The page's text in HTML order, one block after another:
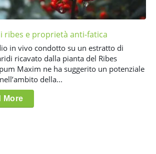
ribes e proprietà anti-fatica
in vivo condotto su un estratto di
ricavato dalla pianta del Ribes
Maxim ne ha suggerito un potenziale
della...
More